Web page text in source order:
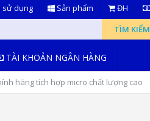
sử dụng Sản phẩm ĐH
TÌM KIẾM
TÀI KHOẢN NGÂN HÀNG
hãng tích hợp micro chất lượng cao